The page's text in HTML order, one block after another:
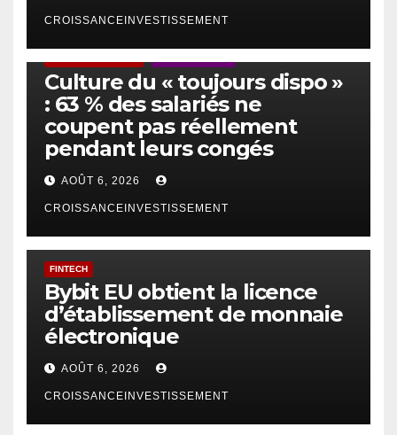
CROISSANCEINVESTISSEMENT
Culture du « toujours dispo »
: 63 % des salariés ne
coupent pas réellement
pendant leurs congés
AOÛT 6, 2026
CROISSANCEINVESTISSEMENT
FINTECH
Bybit EU obtient la licence
d’établissement de monnaie
électronique
AOÛT 6, 2026
CROISSANCEINVESTISSEMENT